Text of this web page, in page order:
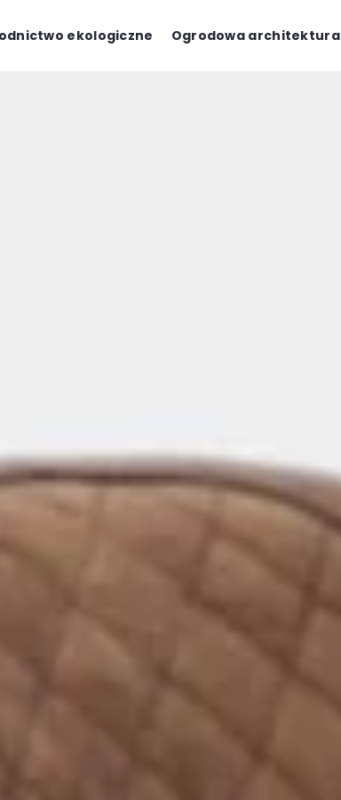
ekologiczne Ogrodowa architektura